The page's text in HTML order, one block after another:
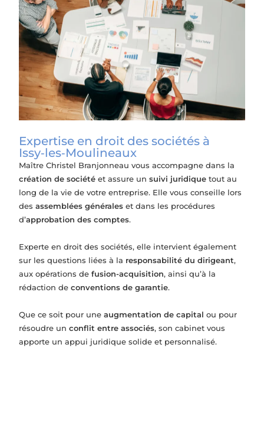
Expertise en droit des sociétés à
Issy‑les‑Moulineaux
Maître Christel Branjonneau vous accompagne dans la
création de société et assure unsuivi juridiquetout au
long de la vie de votre entreprise. Elle vous conseille lors
desassemblées générales et dans les procédures
d’approbation des comptes.
Experte en droit des sociétés, elle intervient également
sur les questions liées à la responsabilité du dirigeant,
aux opérations defusion-acquisition, ainsi qu’à la
rédaction deconventions de garantie.
Que ce soit pour uneaugmentation de capital ou pour
résoudre unconflit entre associés, son cabinet vous
apporte un appui juridique solide et personnalisé.